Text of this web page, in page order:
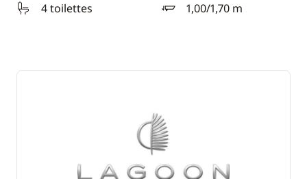
4 toilettes
1,00/1,70 m
tirant d'eau